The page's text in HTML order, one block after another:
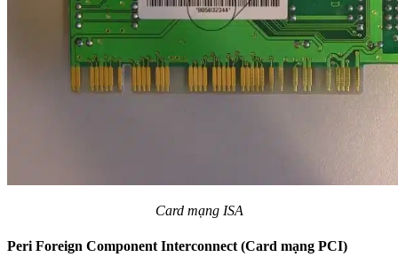
Card mạng ISA
Peri Foreign Component Interconnect (Card mạng PCI)